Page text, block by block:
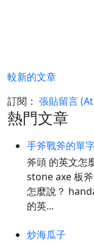
較新的文章
訂閱： 張貼留言
熱門文章
手斧戰斧的單
斧頭 的英文怎
stone axe 板
怎麼說？
的英...
炒海瓜子